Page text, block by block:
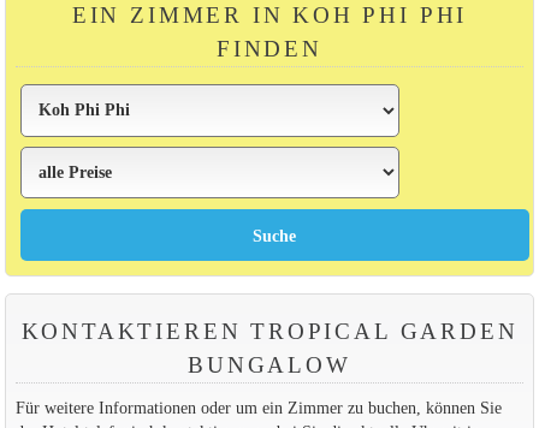
EIN ZIMMER IN KOH PHI PHI
FINDEN
KONTAKTIEREN TROPICAL GARDEN
BUNGALOW
Für weitere Informationen oder um ein Zimmer zu buchen, können Sie